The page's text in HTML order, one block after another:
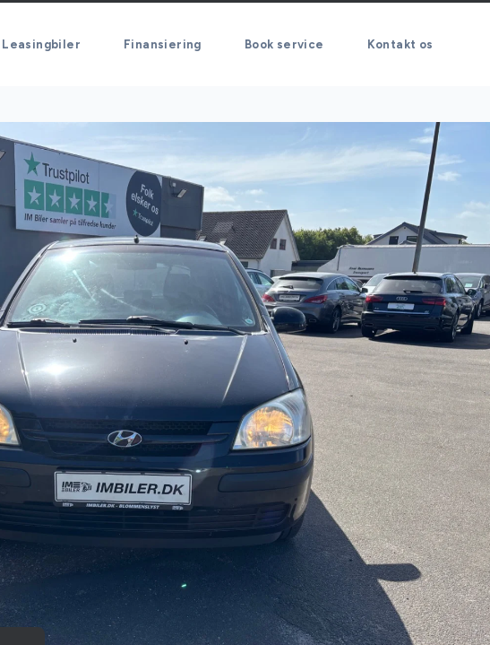
Leasingbiler Finansiering Book service Kontakt os